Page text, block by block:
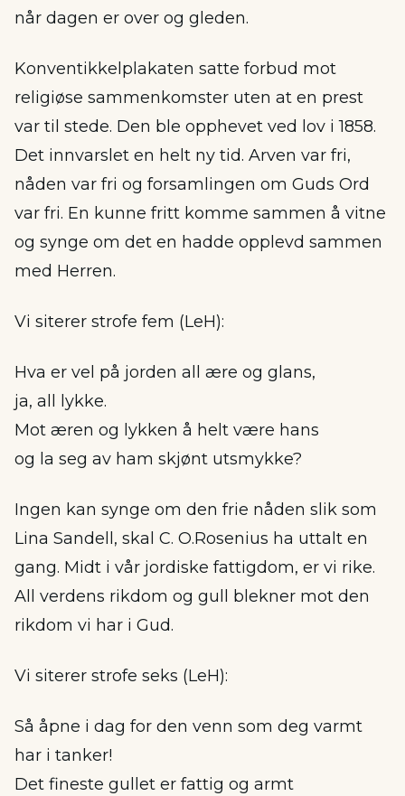
når dagen er over og gleden.
Konventikkelplakaten satte forbud mot
religiøse sammenkomster uten at en prest
var til stede. Den ble opphevet ved lov i 1858.
Det innvarslet en helt ny tid. Arven var fri,
nåden var fri og forsamlingen om Guds Ord
var fri. En kunne fritt komme sammen å vitne
og synge om det en hadde opplevd sammen
med Herren.
Vi siterer strofe fem (LeH):
Hva er vel på jorden all ære og glans,
ja, all lykke.
Mot æren og lykken å helt være hans
og la seg av ham skjønt utsmykke?
Ingen kan synge om den frie nåden slik som
Lina Sandell, skal C. O.Rosenius ha uttalt en
gang. Midt i vår jordiske fattigdom, er vi rike.
All verdens rikdom og gull blekner mot den
rikdom vi har i Gud.
Vi siterer strofe seks (LeH):
Så åpne i dag for den venn som deg varmt
har i tanker!
Det fineste gullet er fattig og armt